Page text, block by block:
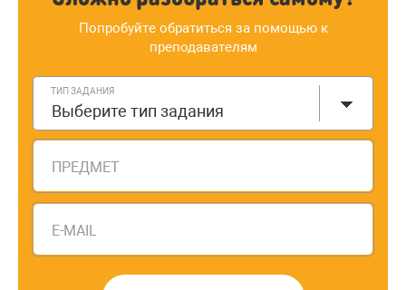
Попробуйте обратиться за помощью к
преподавателям
ТИП ЗАДАНИЯ
Выберите тип задания
ПРЕДМЕТ
E-MAIL